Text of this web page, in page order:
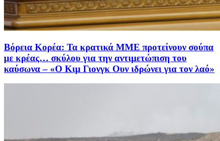
Βόρεια Κορέα: Τα κρατικά ΜΜΕ προτείνουν σούπα
με κρέας… σκύλου για την αντιμετώπιση του
καύσωνα – «Ο Κιμ Γιονγκ Ουν ιδρώνει για τον λαό»